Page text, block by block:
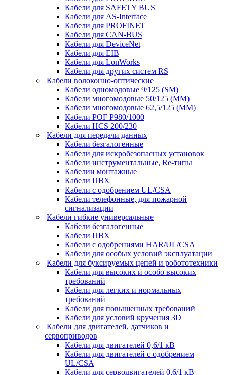
Кабели для SAFETY BUS
Кабели для AS-Interface
Кабели для PROFINET
Кабели для CAN-BUS
Кабели для DeviceNet
Кабели для EIB
Кабели для LonWorks
Кабели для других систем RS
Кабели волоконно-оптические
Кабели одномодовые 9/125 (SM)
Кабели многомодовые 50/125 (ММ)
Кабели многомодовые 62,5/125 (ММ)
Кабели POF P980/1000
Кабели HCS 200/230
Кабели для передачи данных
Кабели безгалогенные
Кабели для искробезопасных установок
Кабели инструментальные, Re-типы
Кабелии монтажные
Кабели ПВХ
Кабели с одобрением UL/CSA
Кабели телефонные, для пожарной
сигнализации
Кабели гибкие универсальные
Кабели безгалогенные
Кабели ПВХ
Кабели с одобрениями HAR/UL/CSA
Кабели для особых условий эксплуатации
Кабели для буксируемых цепей и робототехники
Кабели для высоких и особо высоких
требований
Кабели для легких и нормальных
требований
Кабели для повышенных требований
Кабели для условий кручения 3D
Кабели для двигателей, датчиков и
сервоприводов
Кабели для двигателей 0,6/1 кВ
Кабели для двигателей с одобрением
UL/CSA
Кабели для серводвигателей 0,6/1 кВ